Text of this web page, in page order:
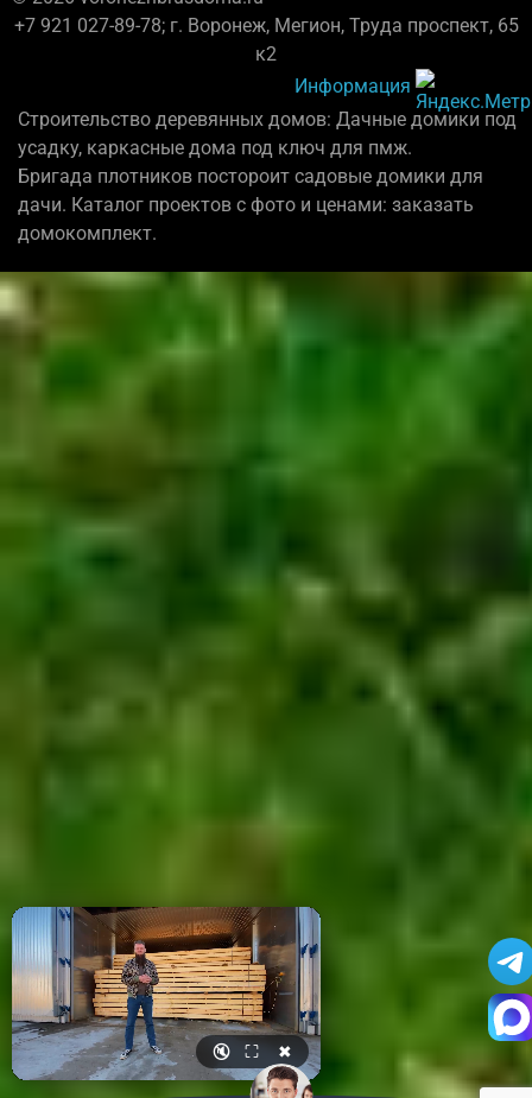
+7 921 027-89-78; г. Воронеж, Мегион, Труда проспект, 65
к2
Информация
Строительство деревянных домов: Дачные домики под
усадку, каркасные дома под ключ для пмж.
Бригада плотников постороит садовые домики для
дачи. Каталог проектов с фото и ценами: заказать
домокомплект.
🔇 ⛶ ✖